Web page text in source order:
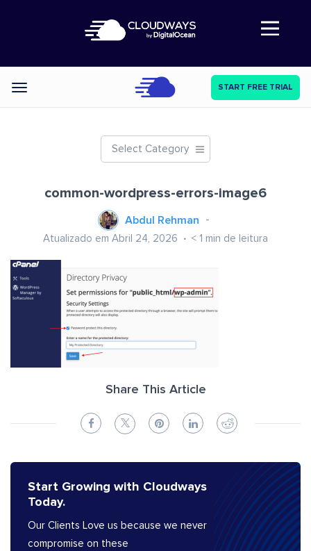
Abre a navegação
Categories START FREE TRIAL
Select Category
common-wordpress-errors-image6
Abdul Rehman
Atualizado em Abril 24, 2026 < 1 min de leitura
Share This Article
Start Growing with Cloudways
Today.
Our Clients Love us because we never
compromise on these